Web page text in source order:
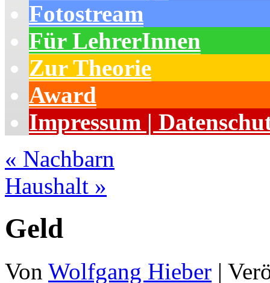
Fotostream
Für LehrerInnen
Zur Theorie
Award
Impressum |
« Nachbarn
Haushalt »
Geld
Von Wolfgang Hieber |